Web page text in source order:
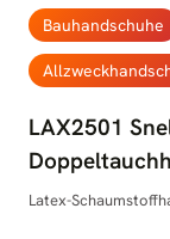
Bauhandschuhe
LAX2501
Latex-